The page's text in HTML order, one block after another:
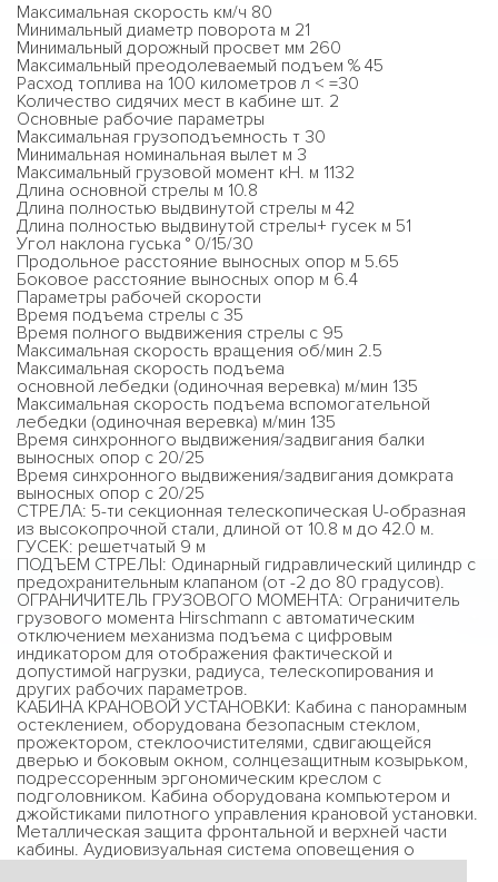
Максимальная скорость км/ч 80
Минимальный диаметр поворота м 21
Минимальный дорожный просвет мм 260
Максимальный преодолеваемый подъем % 45
Расход топлива на 100 километров л < =30
Количество сидячих мест в кабине шт. 2
Основные рабочие параметры
Максимальная грузоподъемность т 30
Минимальная номинальная вылет м 3
Максимальный грузовой момент кН. м 1132
Длина основной стрелы м 10.8
Длина полностью выдвинутой стрелы м 42
Длина полностью выдвинутой стрелы+ гусек м 51
Угол наклона гуська ° 0/15/30
Продольное расстояние выносных опор м 5.65
Боковое расстояние выносных опор м 6.4
Параметры рабочей скорости
Время подъема стрелы с 35
Время полного выдвижения стрелы с 95
Максимальная скорость вращения об/мин 2.5
Максимальная скорость подъема
основной лебедки (одиночная веревка) м/мин 135
Максимальная скорость подъема вспомогательной
лебедки (одиночная веревка) м/мин 135
Время синхронного выдвижения/задвигания балки
выносных опор с 20/25
Время синхронного выдвижения/задвигания домкрата
выносных опор с 20/25
СТРЕЛА: 5-ти секционная телескопическая U-образная
из высокопрочной стали, длиной от 10.8 м до 42.0 м.
ГУСЕК: решетчатый 9 м
ПОДЪЕМ СТРЕЛЫ: Одинарный гидравлический цилиндр с
предохранительным клапаном (от -2 до 80 градусов).
ОГРАНИЧИТЕЛЬ ГРУЗОВОГО МОМЕНТА: Ограничитель
грузового момента Hirschmann с автоматическим
отключением механизма подъема с цифровым
индикатором для отображения фактической и
допустимой нагрузки, радиуса, телескопирования и
других рабочих параметров.
КАБИНА КРАНОВОЙ УСТАНОВКИ: Кабина с панорамным
остеклением, оборудована безопасным стеклом,
прожектором, стеклоочистителями, сдвигающейся
дверью и боковым окном, солнцезащитным козырьком,
подрессоренным эргономическим креслом с
подголовником. Кабина оборудована компьютером и
джойстиками пилотного управления крановой установки.
Металлическая защита фронтальной и верхней части
кабины. Аудиовизуальная система оповещения о